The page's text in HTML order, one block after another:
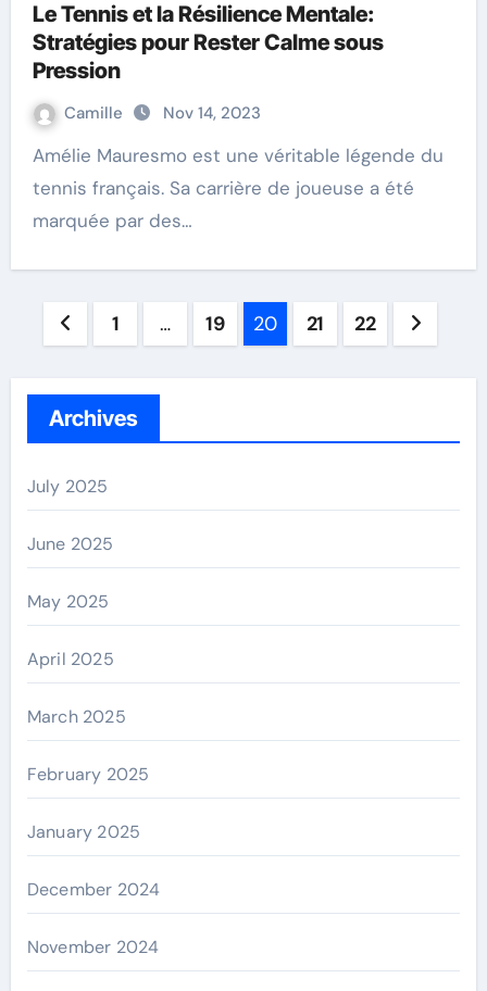
Le Tennis et la Résilience Mentale:
Stratégies pour Rester Calme sous
Pression
Camille Nov 14, 2023
Amélie Mauresmo est une véritable légende du
tennis français. Sa carrière de joueuse a été
marquée par des…
Posts
1 … 19 20 21 22
Archives
July 2025
June 2025
May 2025
April 2025
March 2025
February 2025
January 2025
December 2024
November 2024